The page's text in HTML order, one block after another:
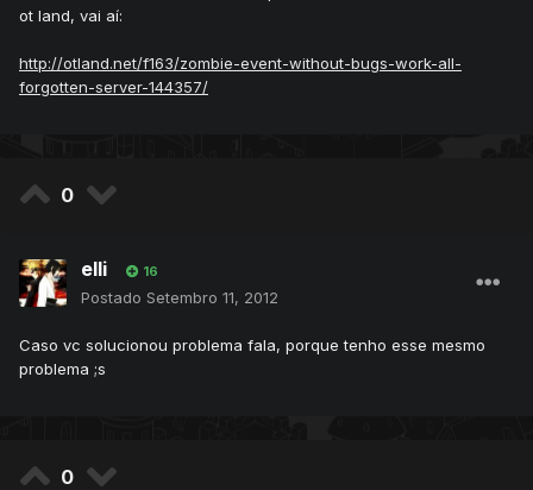
ot land, vai aí:
http://otland.net/f163/zombie-event-without-bugs-work-all-
forgotten-server-144357/
0
elli 16
Postado Setembro 11, 2012
Caso vc solucionou problema fala, porque tenho esse mesmo
problema ;s
0